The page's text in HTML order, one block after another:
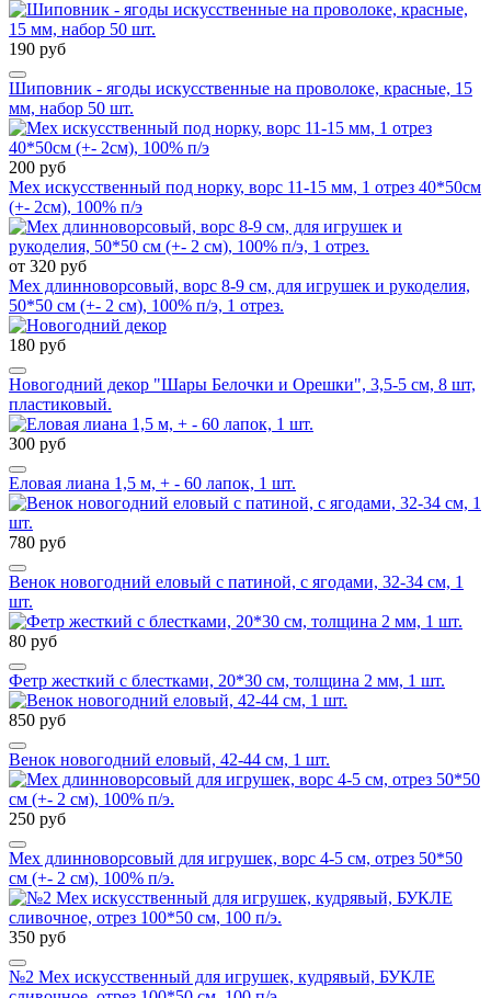
190 руб
Шиповник - ягоды искусственные на проволоке, красные, 15
мм, набор 50 шт.
200 руб
Мех искусственный под норку, ворс 11-15 мм, 1 отрез 40*50см
(+- 2см), 100% п/э
от 320 руб
Мех длинноворсовый, ворс 8-9 см, для игрушек и рукоделия,
50*50 см (+- 2 см), 100% п/э, 1 отрез.
180 руб
Новогодний декор "Шары Белочки и Орешки", 3,5-5 см, 8 шт,
пластиковый.
300 руб
Еловая лиана 1,5 м, + - 60 лапок, 1 шт.
780 руб
Венок новогодний еловый с патиной, с ягодами, 32-34 см, 1
шт.
80 руб
Фетр жесткий с блестками, 20*30 см, толщина 2 мм, 1 шт.
850 руб
Венок новогодний еловый, 42-44 см, 1 шт.
250 руб
Мех длинноворсовый для игрушек, ворс 4-5 см, отрез 50*50
см (+- 2 см), 100% п/э.
350 руб
№2 Мех искусственный для игрушек, кудрявый, БУКЛЕ